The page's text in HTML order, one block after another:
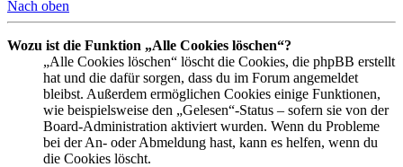
Nach oben
Wozu ist die Funktion „Alle Cookies löschen“?
„Alle Cookies löschen“ löscht die Cookies, die phpBB erstellt
hat und die dafür sorgen, dass du im Forum angemeldet
bleibst. Außerdem ermöglichen Cookies einige Funktionen,
wie beispielsweise den „Gelesen“-Status – sofern sie von der
Board-Administration aktiviert wurden. Wenn du Probleme
bei der An- oder Abmeldung hast, kann es helfen, wenn du
die Cookies löscht.